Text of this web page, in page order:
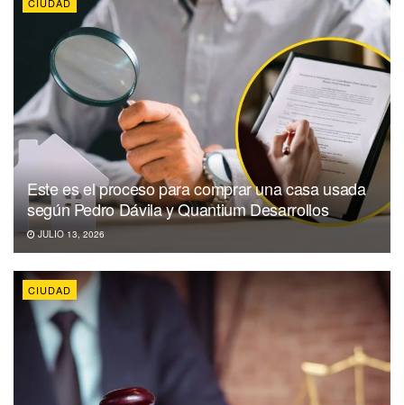
CIUDAD
Este es el proceso para comprar una casa usada
según Pedro Dávila y Quantium Desarrollos
JULIO 13, 2026
CIUDAD